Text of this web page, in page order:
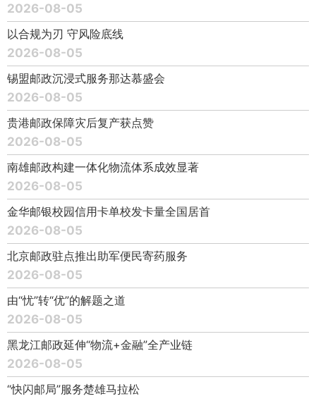
2026-08-05
以合规为刃 守风险底线
2026-08-05
锡盟邮政沉浸式服务那达慕盛会
2026-08-05
贵港邮政保障灾后复产获点赞
2026-08-05
南雄邮政构建一体化物流体系成效显著
2026-08-05
金华邮银校园信用卡单校发卡量全国居首
2026-08-05
北京邮政驻点推出助军便民寄药服务
2026-08-05
由“忧”转“优”的解题之道
2026-08-05
黑龙江邮政延伸“物流+金融”全产业链
2026-08-05
“快闪邮局”服务楚雄马拉松